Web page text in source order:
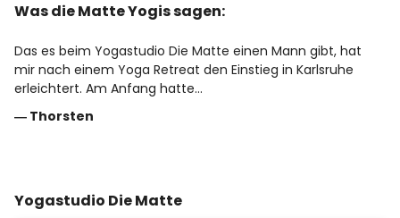
Was die Matte Yogis sagen:
Das es beim Yogastudio Die Matte einen Mann gibt, hat
mir nach einem Yoga Retreat den Einstieg in Karlsruhe
erleichtert. Am Anfang hatte…
― Thorsten
Yogastudio Die Matte